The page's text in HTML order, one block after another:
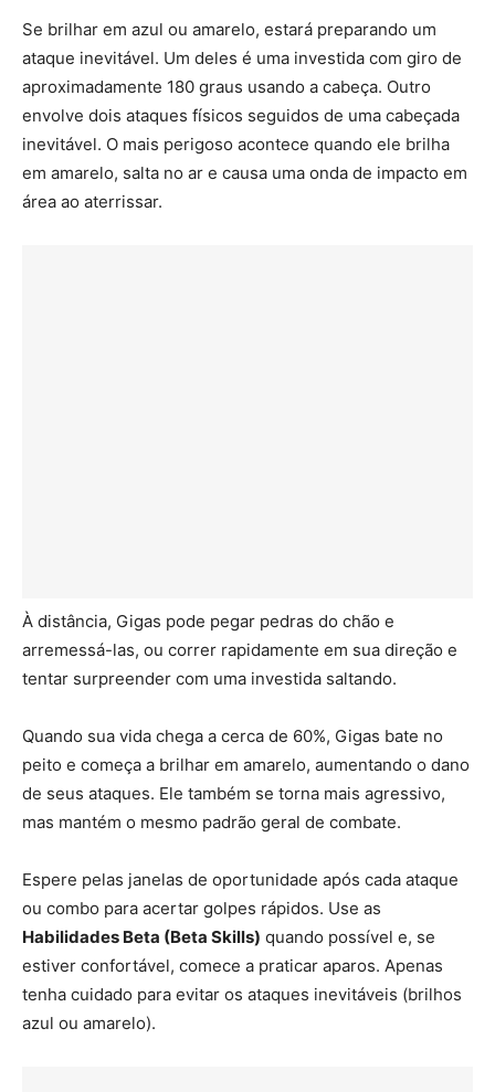
Se brilhar em azul ou amarelo, estará preparando um
ataque inevitável. Um deles é uma investida com giro de
aproximadamente 180 graus usando a cabeça. Outro
envolve dois ataques físicos seguidos de uma cabeçada
inevitável. O mais perigoso acontece quando ele brilha
em amarelo, salta no ar e causa uma onda de impacto em
área ao aterrissar.
À distância, Gigas pode pegar pedras do chão e
arremessá-las, ou correr rapidamente em sua direção e
tentar surpreender com uma investida saltando.
Quando sua vida chega a cerca de 60%, Gigas bate no
peito e começa a brilhar em amarelo, aumentando o dano
de seus ataques. Ele também se torna mais agressivo,
mas mantém o mesmo padrão geral de combate.
Espere pelas janelas de oportunidade após cada ataque
ou combo para acertar golpes rápidos. Use as
Habilidades Beta (Beta Skills) quando possível e, se
estiver confortável, comece a praticar aparos. Apenas
tenha cuidado para evitar os ataques inevitáveis (brilhos
azul ou amarelo).